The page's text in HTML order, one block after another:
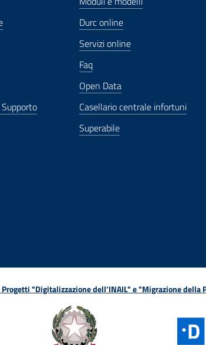
Durc online
Servizi online
Faq
Open Data
Casellario centrale infortuni
Superabile
"Digitalizzazione dell’INAIL" e "Migrazione della